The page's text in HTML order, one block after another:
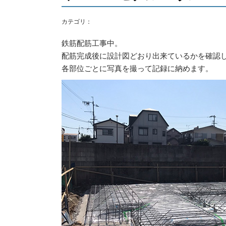
カテゴリ：
鉄筋配筋工事中。
配筋完成後に設計図どおり出来ているかを確認
各部位ごとに写真を撮って記録に納めます。